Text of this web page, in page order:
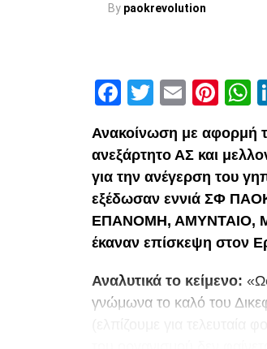
By paokrevolution
Facebook
Twitter
Email
Ανακοίνωση με αφορμή
ανεξάρτητο ΑΣ και
για την ανέγερση του
εξέδωσαν εννιά ΣΦ
ΕΠΑΝΟΜΗ, ΑΜΥΝΤΑΙΟ,
έκαναν επίσκεψη στον
Αναλυτικά το κείμενο:
γνώμωνα το καλό του